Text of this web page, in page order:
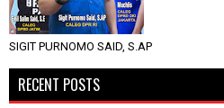
SIGIT PURNOMO SAID, S.AP
RECENT POSTS